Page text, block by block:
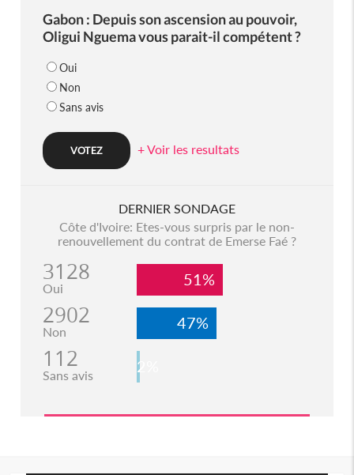
Gabon : Depuis son ascension au pouvoir,
Oligui Nguema vous parait-il compétent ?
Oui
Non
Sans avis
+ Voir les resultats
DERNIER SONDAGE
Côte d'Ivoire: Etes-vous surpris par le non-
renouvellement du contrat de Emerse Faé ?
3128
Oui 51%
2902
Non 47%
112
Sans avis 2%